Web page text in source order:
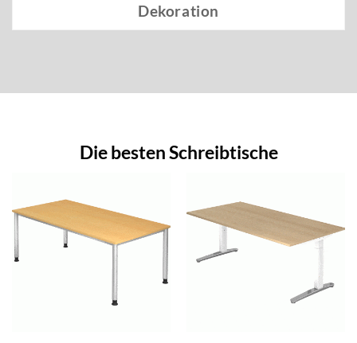
Dekoration
Die besten Schreibtische